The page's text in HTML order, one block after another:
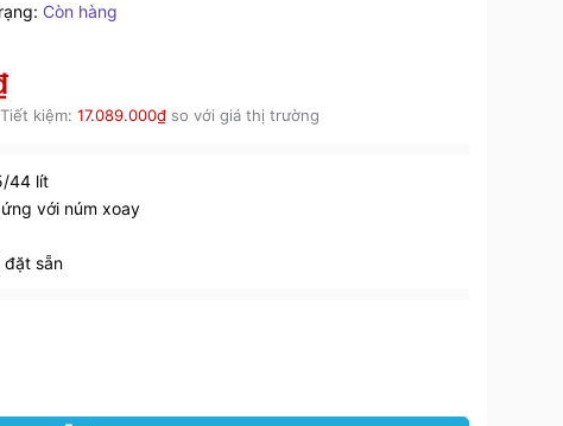
Còn hàng
Tiết kiệm: 17.089.000₫so với giá thị trường
44 lít
với núm xoay
sẵn